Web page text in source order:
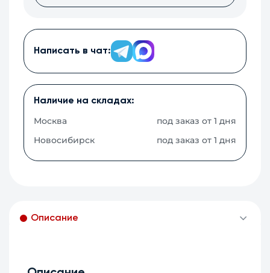
Написать в чат:
Наличие на складах:
Москва
под заказ от 1 дня
Новосибирск
под заказ от 1 дня
Описание